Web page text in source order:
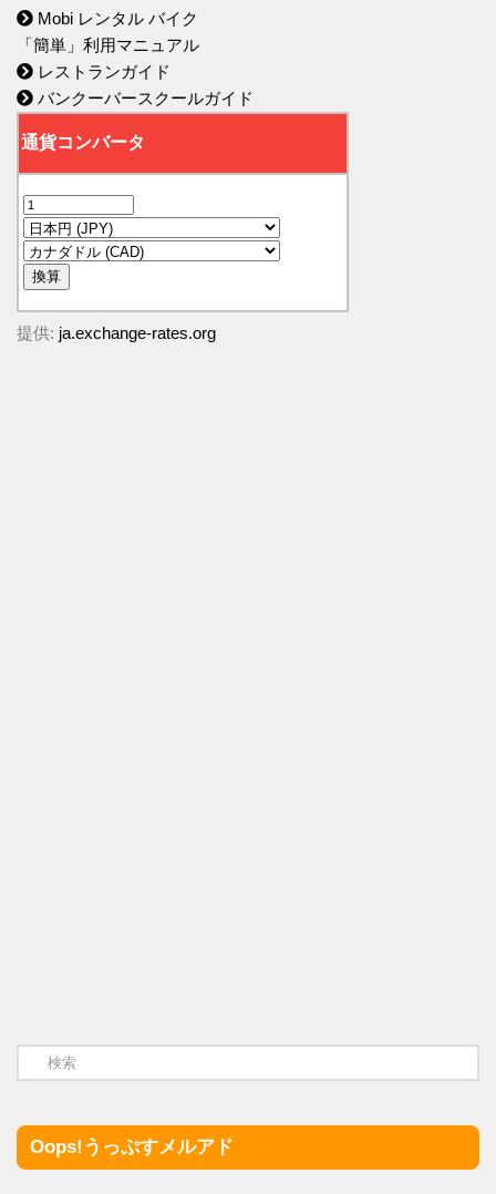
Mobi レンタル バイク
「簡単」利用マニュアル
レストランガイド
バンクーバースクールガイド
提供: ja.exchange-rates.org
Oops!うっぷすメルアド